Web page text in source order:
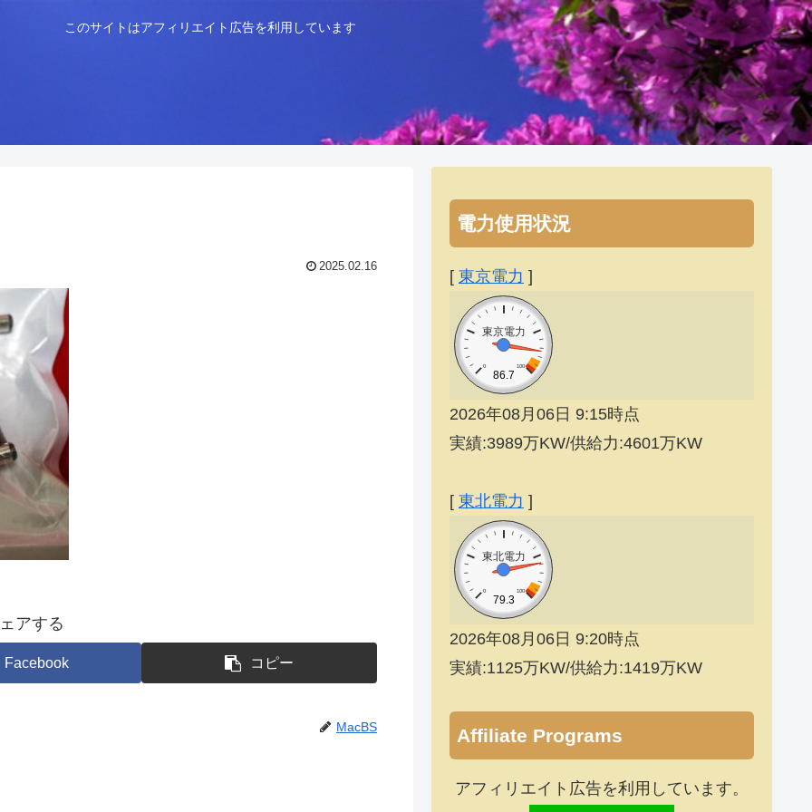
このサイトはアフィリエイト広告を利用しています
2025.02.16
アする
Facebook コピー
MacBS
電力使用状況
[ 東京電力 ]
東京電力
0 100
86.7
2026年08月06日 9:15時点
実績:3989万KW/供給力:4601万KW
[ 東北電力 ]
東北電力
0 100
79.3
2026年08月06日 9:20時点
実績:1125万KW/供給力:1419万KW
Affiliate Programs
アフィリエイト広告を利用しています。